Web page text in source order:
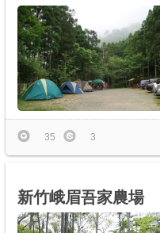
35 3
新竹峨眉吾家農場